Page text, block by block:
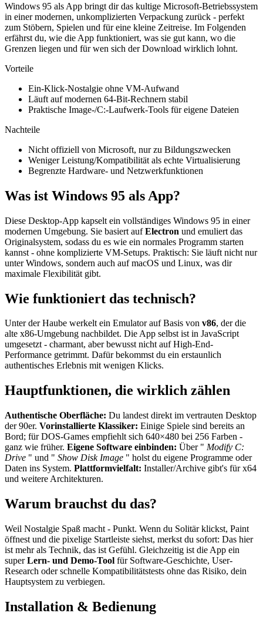
Windows 95 als App bringt dir das kultige Microsoft-Betriebssystem
in einer modernen, unkomplizierten Verpackung zurück - perfekt
zum Stöbern, Spielen und für eine kleine Zeitreise. Im Folgenden
erfährst du, wie die App funktioniert, was sie gut kann, wo die
Grenzen liegen und für wen sich der Download wirklich lohnt.
Vorteile
Ein-Klick-Nostalgie ohne VM-Aufwand
Läuft auf modernen 64-Bit-Rechnern stabil
Praktische Image-/C:-Laufwerk-Tools für eigene Dateien
Nachteile
Nicht offiziell von Microsoft, nur zu Bildungszwecken
Weniger Leistung/Kompatibilität als echte Virtualisierung
Begrenzte Hardware- und Netzwerkfunktionen
Was ist Windows 95 als App?
Diese Desktop-App kapselt ein vollständiges Windows 95 in einer
modernen Umgebung. Sie basiert aufElectron und emuliert das
Originalsystem, sodass du es wie ein normales Programm starten
kannst - ohne komplizierte VM-Setups. Praktisch: Sie läuft nicht nur
unter Windows, sondern auch auf macOS und Linux, was dir
maximale Flexibilität gibt.
Wie funktioniert das technisch?
Unter der Haube werkelt ein Emulator auf Basis von v86, der die
alte x86-Umgebung nachbildet. Die App selbst ist in JavaScript
umgesetzt - charmant, aber bewusst nicht auf High-End-
Performance getrimmt. Dafür bekommst du ein erstaunlich
authentisches Erlebnis mit wenigen Klicks.
Hauptfunktionen, die wirklich zählen
Authentische Oberfläche: Du landest direkt im vertrauten Desktop
der 90er. Vorinstallierte Klassiker: Einige Spiele sind bereits an
Bord; für DOS-Games empfiehlt sich 640×480 bei 256 Farben -
ganz wie früher. Eigene Software einbinden: Über " Modify C:
Drive " und " Show Disk Image " holst du eigene Programme oder
Daten ins System. Plattformvielfalt: Installer/Archive gibt's für x64
und weitere Architekturen.
Warum brauchst du das?
Weil Nostalgie Spaß macht - Punkt. Wenn du Solitär klickst, Paint
öffnest und die pixelige Startleiste siehst, merkst du sofort: Das hier
ist mehr als Technik, das ist Gefühl. Gleichzeitig ist die App ein
superLern- und Demo-Tool für Software-Geschichte, User-
Research oder schnelle Kompatibilitätstests ohne das Risiko, dein
Hauptsystem zu verbiegen.
Installation & Bedienung